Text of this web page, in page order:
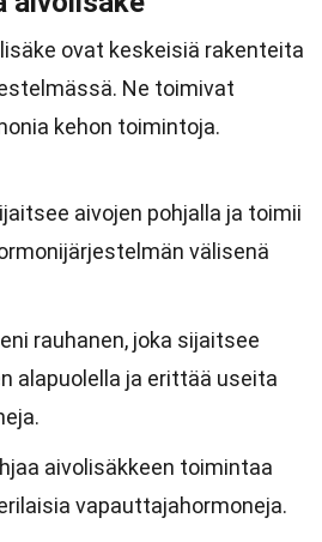
ovat keskeisiä rakenteita
Ne toimivat
kehon toimintoja.
aivojen pohjalla ja toimii
välisenä
rauhanen, joka sijaitsee
alapuolella ja erittää useita
aivolisäkkeen toimintaa
vapauttajahormoneja.